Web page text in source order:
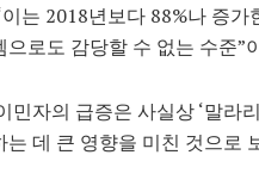
는 2018년보다 88%나 증
으로도 감당할 수 없는 수준”
민자의 급증은 사실상 ‘말라
는 데 큰 영향을 미친 것으로